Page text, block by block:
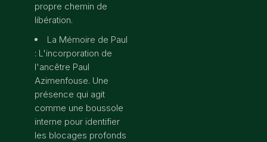
propre chemin de
libération.
La Mémoire de Paul
: L'incorporation de
l'ancêtre Paul
Azimenfouse. Une
présence qui agit
comme une boussole
interne pour identifier
les blocages profonds